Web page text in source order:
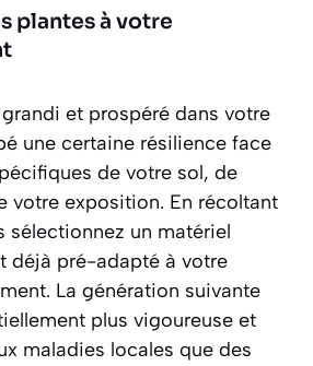
plantes à votre
et prospéré dans votre
une certaine résilience face
de votre sol, de
votre exposition. En récoltant
sélectionnez un matériel
déjà pré-adapté à votre
. La génération suivante
plus vigoureuse et
maladies locales que des